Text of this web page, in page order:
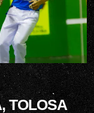
TOLOSA